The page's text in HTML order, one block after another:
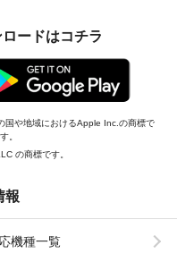
ードはコチラ
国や地域におけるApple Inc.の商標で
。
の商標です。
報
機種一覧